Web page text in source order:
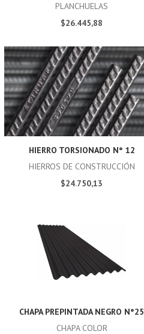
PLANCHUELAS
$26.445,88
HIERRO TORSIONADO N° 12
HIERROS DE CONSTRUCCIÓN
$24.750,13
CHAPA PREPINTADA NEGRO N°25
CHAPA COLOR